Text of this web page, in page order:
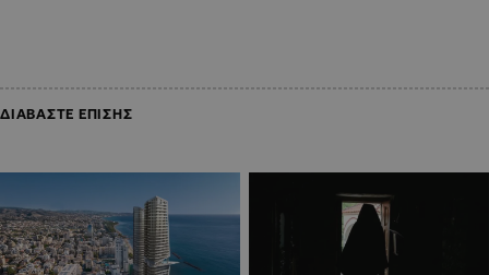
ΔΙΑΒΑΣΤΕ ΕΠΙΣΗΣ